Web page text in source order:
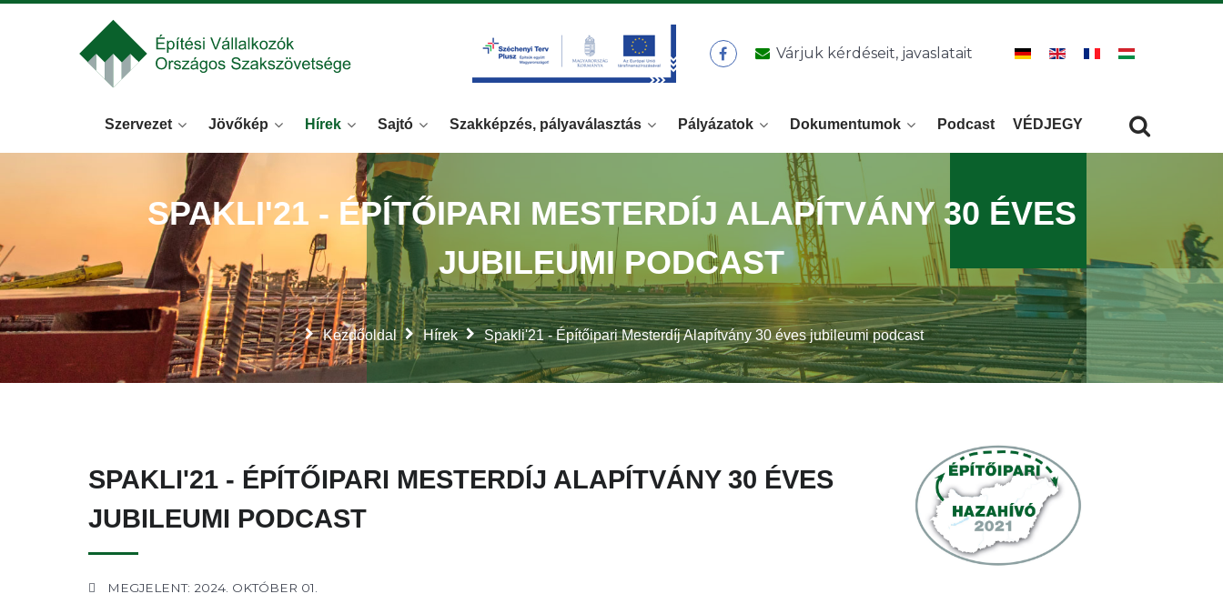
Várjuk kérdéseit, javaslatait
Szervezet Jövőkép Hírek Sajtó Szakképzés, pályaválasztás Pályázatok Dokumentumok Podcast VÉDJEGY
Kezdőoldal Hírek Spakli'21 - Építőipari Mesterdíj Alapítvány 30 éves jubileumi podcast
SPAKLI'21 - ÉPÍTŐIPARI MESTERDÍJ ALAPÍTVÁNY 30 ÉVES
JUBILEUMI PODCAST
SPAKLI'21 - ÉPÍTŐIPARI MESTERDÍJ ALAPÍTVÁNY 30 ÉVES
JUBILEUMI PODCAST
MEGJELENT: 2024. OKTÓBER 01.